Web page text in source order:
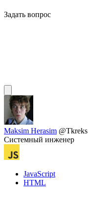
Задать вопрос
Maksim Herasim @Tkreks
Системный инженер
JavaScript
HTML